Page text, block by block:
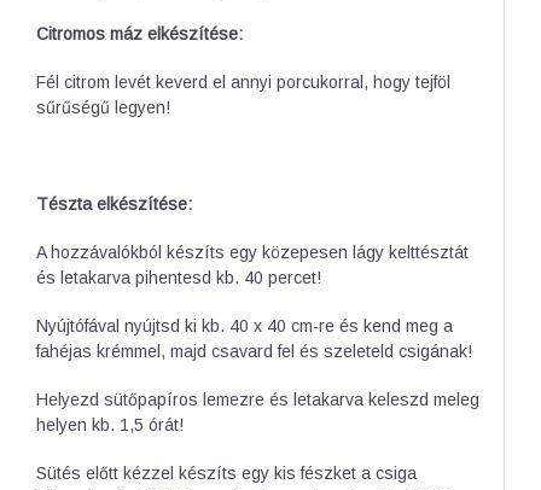
Citromos máz elkészítése:
Fél citrom levét keverd el annyi porcukorral, hogy tejföl
sűrűségű legyen!
Tészta elkészítése:
A hozzávalókból készíts egy közepesen lágy kelttésztát
és letakarva pihentesd kb. 40 percet!
Nyújtófával nyújtsd ki kb. 40 x 40 cm-re és kend meg a
fahéjas krémmel, majd csavard fel és szeleteld csigának!
Helyezd sütőpapíros lemezre és letakarva keleszd meleg
helyen kb. 1,5 órát!
Sütés előtt kézzel készíts egy kis fészket a csiga